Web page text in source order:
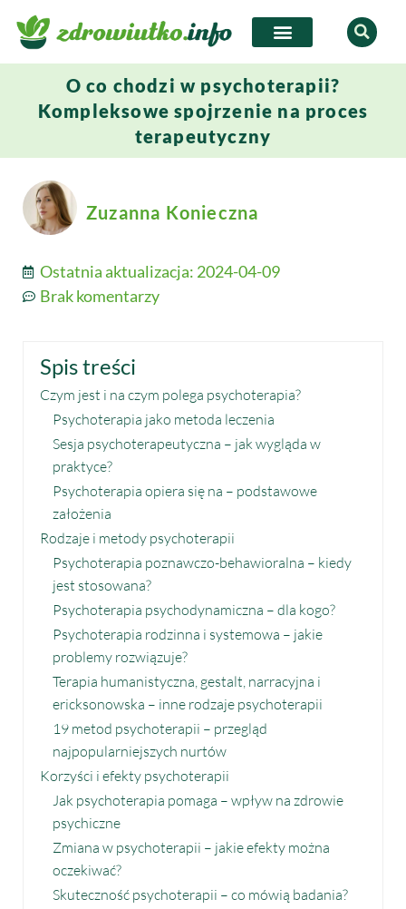
O co chodzi w psychoterapii?
Kompleksowe spojrzenie na proces
terapeutyczny
Zuzanna Konieczna
Ostatnia aktualizacja: 2024-04-09
Brak komentarzy
Spis treści
Czym jest i na czym polega psychoterapia?
Psychoterapia jako metoda leczenia
Sesja psychoterapeutyczna – jak wygląda w
praktyce?
Psychoterapia opiera się na – podstawowe
założenia
Rodzaje i metody psychoterapii
Psychoterapia poznawczo-behawioralna – kiedy
jest stosowana?
Psychoterapia psychodynamiczna – dla kogo?
Psychoterapia rodzinna i systemowa – jakie
problemy rozwiązuje?
Terapia humanistyczna, gestalt, narracyjna i
ericksonowska – inne rodzaje psychoterapii
19 metod psychoterapii – przegląd
najpopularniejszych nurtów
Korzyści i efekty psychoterapii
Jak psychoterapia pomaga – wpływ na zdrowie
psychiczne
Zmiana w psychoterapii – jakie efekty można
oczekiwać?
Skuteczność psychoterapii – co mówią badania?